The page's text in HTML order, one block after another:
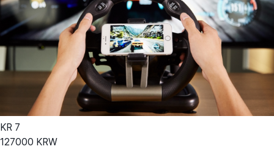
KR 7
127000 KRW